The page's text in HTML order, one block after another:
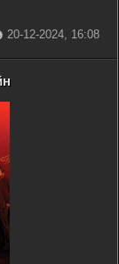
20-12-2024, 16:08